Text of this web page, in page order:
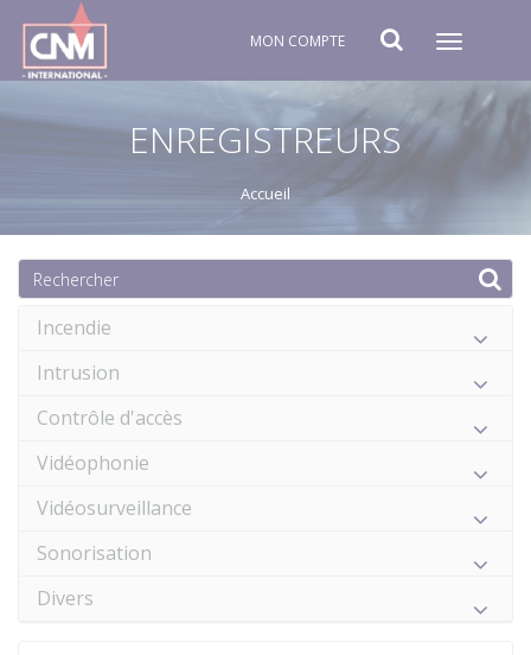
MON COMPTE
Toggle
ENREGISTREURS
Accueil
Incendie
Intrusion
Contrôle d'accès
Vidéophonie
Vidéosurveillance
Sonorisation
Divers